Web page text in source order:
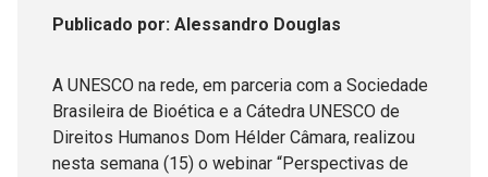
Publicado por: Alessandro Douglas
A UNESCO na rede, em parceria com a Sociedade
Brasileira de Bioética e a Cátedra UNESCO de
Direitos Humanos Dom Hélder Câmara, realizou
nesta semana (15) o webinar “Perspectivas de